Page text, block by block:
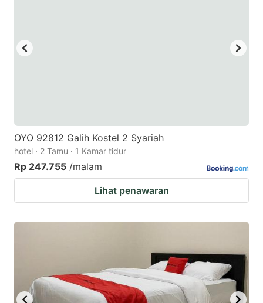
OYO 92812 Galih Kostel 2 Syariah
hotel · 2 Tamu · 1 Kamar tidur
Rp 247.755 /malam
Lihat penawaran